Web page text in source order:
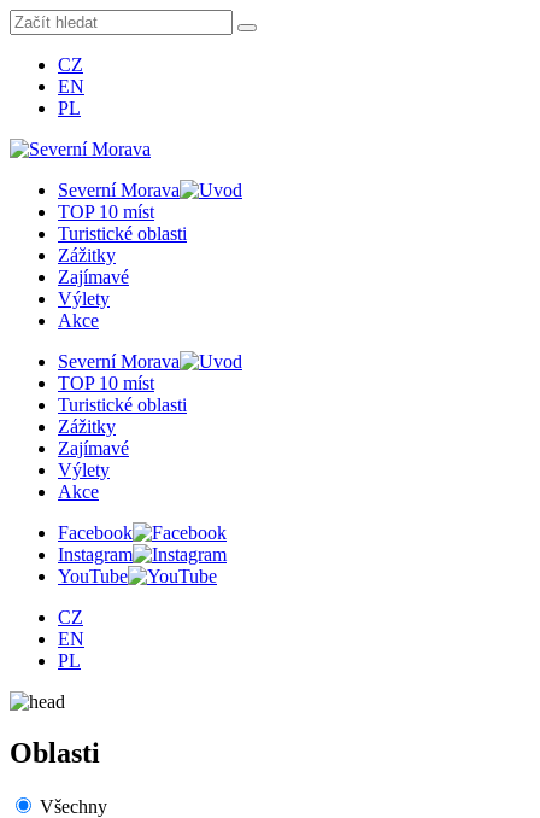
CZ
EN
PL
Severní Morava
TOP 10 míst
Turistické oblasti
Zážitky
Zajímavé
Výlety
Akce
Severní Morava
TOP 10 míst
Turistické oblasti
Zážitky
Zajímavé
Výlety
Akce
Facebook
Instagram
YouTube
CZ
EN
PL
Oblasti
Všechny